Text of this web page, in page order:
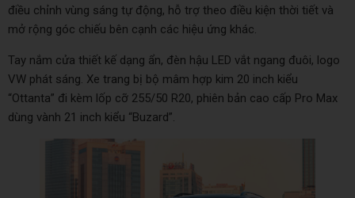
điều chỉnh vùng sáng tự động, hỗ trợ theo điều kiện thời tiết và
mở rộng góc chiếu bên cạnh các hiệu ứng khác.
Tay nắm cửa thiết kế dạng ẩn, đèn hậu LED vắt ngang đuôi, logo
VW phát sáng. Xe trang bị bộ mâm hợp kim 20 inch kiểu
“Ottanta” đi kèm lốp cỡ 255/50 R20, phiên bản cao cấp Pro Max
dùng vành 21 inch kiểu “Buzard”.